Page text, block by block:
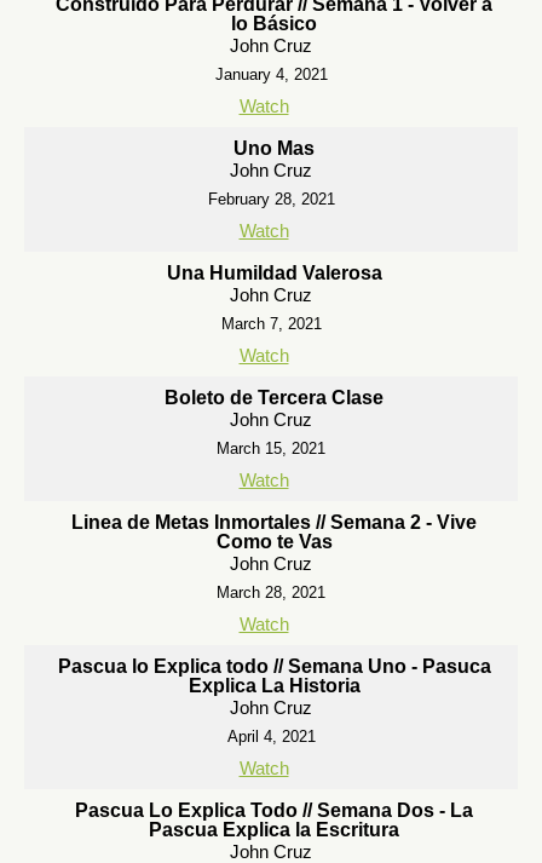
Construido Para Perdurar // Semana 1 - Volver a
lo Básico
John Cruz
January 4, 2021
Watch
Uno Mas
John Cruz
February 28, 2021
Watch
Una Humildad Valerosa
John Cruz
March 7, 2021
Watch
Boleto de Tercera Clase
John Cruz
March 15, 2021
Watch
Linea de Metas Inmortales // Semana 2 - Vive
Como te Vas
John Cruz
March 28, 2021
Watch
Pascua lo Explica todo // Semana Uno - Pasuca
Explica La Historia
John Cruz
April 4, 2021
Watch
Pascua Lo Explica Todo // Semana Dos - La
Pascua Explica la Escritura
John Cruz